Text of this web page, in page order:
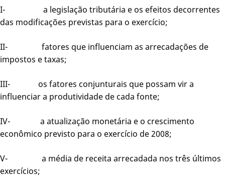
I- a legislação tributária e os efeitos decorrentes
das modificações previstas para o exercício;
II- fatores que influenciam as arrecadações de
impostos e taxas;
III- os fatores conjunturais que possam vir a
influenciar a produtividade de cada fonte;
IV- a atualização monetária e o crescimento
econômico previsto para o exercício de 2008;
V- a média de receita arrecadada nos três últimos
exercícios;